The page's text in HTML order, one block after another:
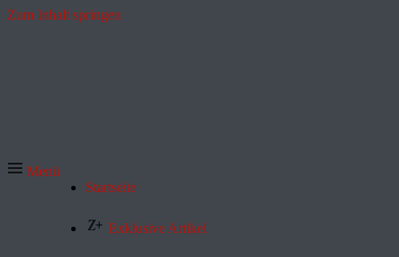
Zum Inhalt springen
Menü
Startseite
Exklusive Artikel